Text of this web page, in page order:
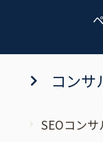
コンサ
SEOコン